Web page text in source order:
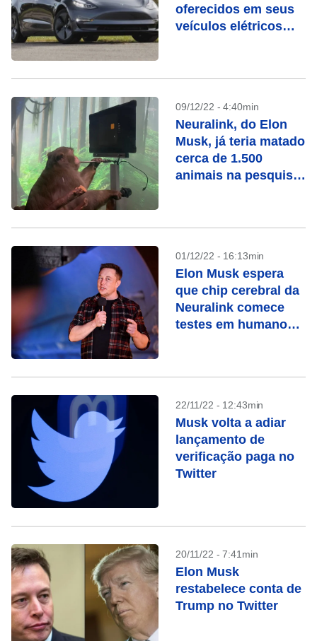
oferecidos em seus
veículos elétricos
09/12/22 - 4:40min
Neuralink, do Elon
Musk, já teria matado
cerca de 1.500
animais na pesquisa
01/12/22 - 16:13min
Elon Musk espera
que chip cerebral da
Neuralink comece
testes em humanos
22/11/22 - 12:43min
Musk volta a adiar
lançamento de
verificação paga no
Twitter
20/11/22 - 7:41min
Elon Musk
restabelece conta de
Trump no Twitter